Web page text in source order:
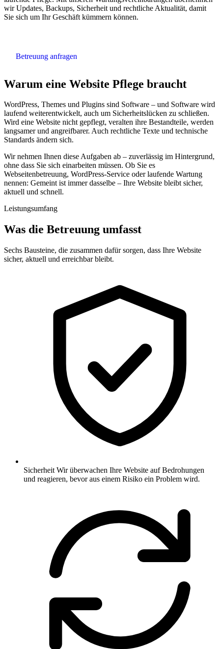
wir Updates, Backups, Sicherheit und rechtliche Aktualität, damit
Sie sich um Ihr Geschäft kümmern können.
Betreuung anfragen
Warum eine Website Pflege braucht
WordPress, Themes und Plugins sind Software – und Software wird
laufend weiterentwickelt, auch um Sicherheitslücken zu schließen.
Wird eine Website nicht gepflegt, veralten ihre Bestandteile, werden
langsamer und angreifbarer. Auch rechtliche Texte und technische
Standards ändern sich.
Wir nehmen Ihnen diese Aufgaben ab – zuverlässig im Hintergrund,
ohne dass Sie sich einarbeiten müssen. Ob Sie es
Webseitenbetreuung, WordPress-Service oder laufende Wartung
nennen: Gemeint ist immer dasselbe – Ihre Website bleibt sicher,
aktuell und schnell.
Leistungsumfang
Was die Betreuung umfasst
Sechs Bausteine, die zusammen dafür sorgen, dass Ihre Website
sicher, aktuell und erreichbar bleibt.
Sicherheit Wir überwachen Ihre Website auf Bedrohungen
und reagieren, bevor aus einem Risiko ein Problem wird.